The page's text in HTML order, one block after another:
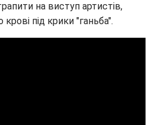
на виступ артистів,
під крики "ганьба".